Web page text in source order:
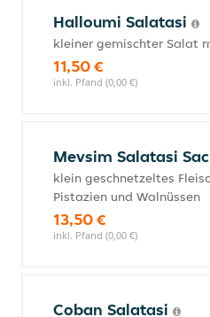
Halloumi Salatasi
kleiner gemischter Salat
11,50 €
inkl. Pfand (0,00 €)
Mevsim Salatasi
klein geschnetzeltes
Pistazien und Walnüssen
13,50 €
inkl. Pfand (0,00 €)
Coban Salatasi